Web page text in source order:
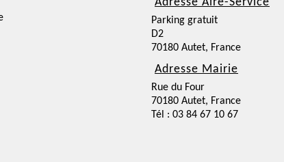
Parking gratuit
D2
70180 Autet, France
Adresse Mairie
Rue du Four
70180 Autet, France
Tél : 03 84 67 10 67